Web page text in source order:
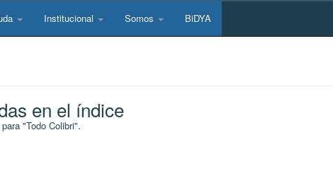
Institucional Somos BiDYA
en el índice
"Todo Colibri".